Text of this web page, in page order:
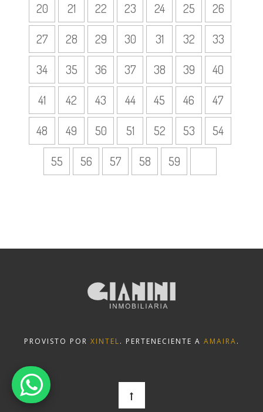
20
21 22 23 24 25
26
27
28 29 30 31 32
33
34
35 36 37 38 39
40
41
42 43 44 45 46
47
48
49 50 51 52 53
54
55
56 57 58 59
PROVISTO POR XINTEL. PERTENECIENTE A AMAIRA.